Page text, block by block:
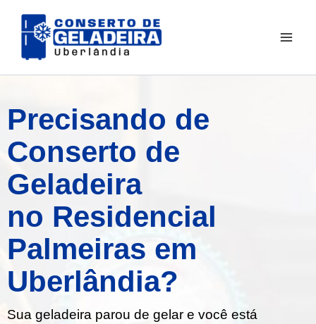
para
Precisando de
Conserto de
Geladeira
no Residencial
Palmeiras em
Uberlândia?
Sua geladeira parou de gelar e você está